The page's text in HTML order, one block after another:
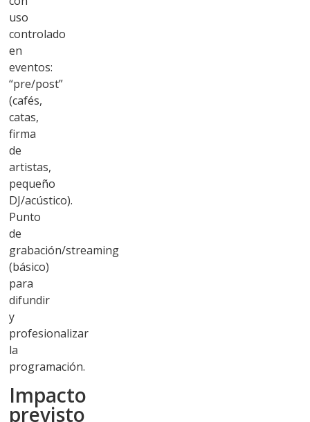
uso
controlado
en
eventos:
“pre/post”
(cafés,
catas,
firma
de
artistas,
pequeño
DJ/acústico).
Punto
de
grabación/streaming
(básico)
para
difundir
y
profesionalizar
la
programación.
Impacto
previsto